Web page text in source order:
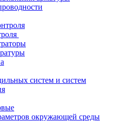
систем и систем